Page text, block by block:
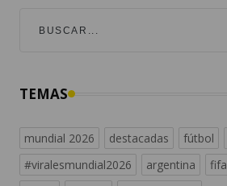
TEMAS
mundial 2026 destacadas fútbol
#viralesmundial2026
argentina fifa